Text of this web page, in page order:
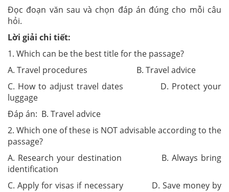
Đọc đoạn văn sau và chọn đáp án đúng cho mỗi câu
hỏi.
Lời giải chi tiết:
1. Which can be the best title for the passage?
A. Travel procedures B. Travel advice
C. How to adjust travel dates D. Protect your
luggage
Đáp án: B. Travel advice
2. Which one of these is NOT advisable according to the
passage?
A. Research your destination B. Always bring
identification
C. Apply for visas if necessary D. Save money by